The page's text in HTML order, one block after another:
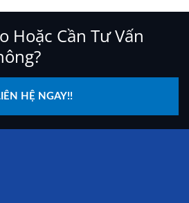
Hoặc Cần Tư Vấn
HỆ NGAY!!